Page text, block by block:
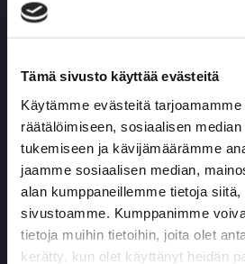
Tämä sivusto käyttää evästeitä
Käytämme evästeitä
räätälöimiseen, sosiaalisen
tukemiseen ja kävijämäärämme
jaamme sosiaalisen median,
alan kumppaneillemme tietoja
sivustoamme. Kumppanimme
tietoja muihin tietoihin, joita olet
kerätty, kun olet käyttänyt heidän
Ratkaisukeskeinen
Voimavarakeskeinen
Työterveyshoitaja,
Terveydenhoitaja AMK,
Univalmennnus,
unihäiriöiden ohjaukseen
Ota yhteyttä: